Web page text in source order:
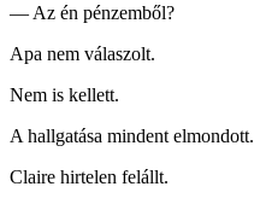
— Az én pénzemből?
Apa nem válaszolt.
Nem is kellett.
A hallgatása mindent elmondott.
Claire hirtelen felállt.